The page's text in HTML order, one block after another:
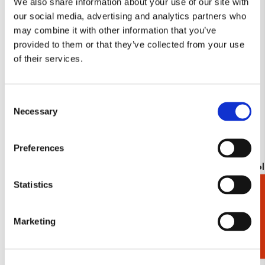
our social media, advertising and analytics partners who
may combine it with other information that you’ve
provided to them or that they’ve collected from your use
of their services.
Selection
Necessary
Preferences
Statistics
Marketing
verlanglijst
Klosterbibliothek, Maria Laach
Brinkman-
€ 27,50Cadeaukiezer